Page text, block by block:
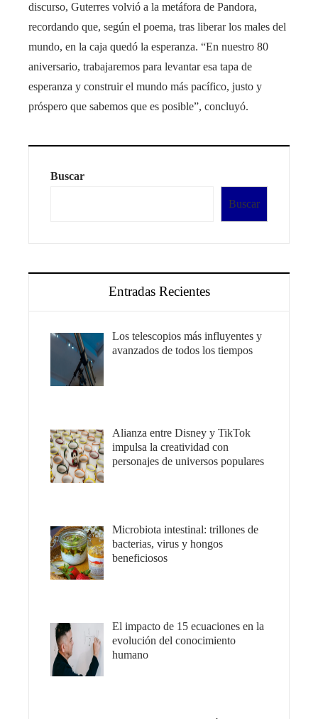
discurso, Guterres volvió a la metáfora de Pandora,
recordando que, según el poema, tras liberar los males del
mundo, en la caja quedó la esperanza. “En nuestro 80
aniversario, trabajaremos para levantar esa tapa de
esperanza y construir el mundo más pacífico, justo y
próspero que sabemos que es posible”, concluyó.
Buscar
Buscar
Entradas Recientes
Los telescopios más influyentes y
avanzados de todos los tiempos
Alianza entre Disney y TikTok
impulsa la creatividad con
personajes de universos populares
Microbiota intestinal: trillones de
bacterias, virus y hongos
beneficiosos
El impacto de 15 ecuaciones en la
evolución del conocimiento
humano